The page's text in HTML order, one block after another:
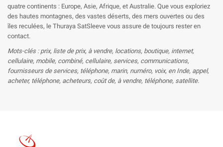
quatre continents : Europe, Asie, Afrique, et Australie. Que vous exploriez
des hautes montagnes, des vastes déserts, des mers ouvertes ou des
îles reculées, le Thuraya SatSleeve vous assure de toujours rester en
contact.
Mots-clés : prix, liste de prix, à vendre, locations, boutique, internet,
cellulaire, mobile, combiné, cellulaire, services, communications,
fournisseurs de services, téléphone, marin, numéro, voix, en Inde, appel,
acheter, téléphone, acheteurs, coût de, à vendre, téléphone, satellite.